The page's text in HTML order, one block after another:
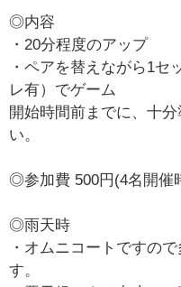
◎内容
・20分程度のアップ
・ペアを替えながら1セ
レ有）でゲーム
開始時間前までに、十
い。
◎参加費 500円(4名開催
◎雨天時
・オムニコートですの
す。